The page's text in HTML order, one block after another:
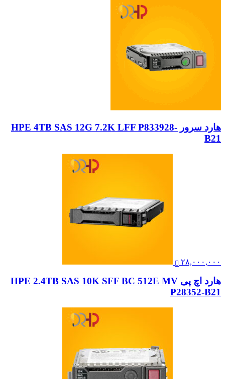
هارد سرور HPE 4TB SAS 12G 7.2K LFF P833928-
B21
۲۸,۰۰۰,۰۰۰
هارد اچ پی HPE 2.4TB SAS 10K SFF BC 512E MV
P28352-B21